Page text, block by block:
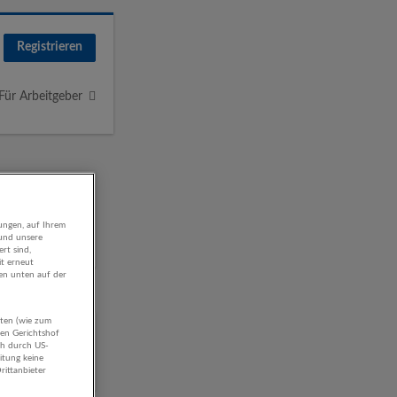
Registrieren
Für Arbeitgeber
auf Ihrem
unsere
sind,
erneut
unten auf der
(wie zum
Gerichtshof
durch US-
keine